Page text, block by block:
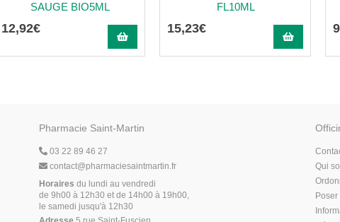
SAUGE BIO5ML
12,92€
FL10ML
15,23€ 9
Pharmacie Saint-Martin
03 22 89 46 27
contact@pharmaciesaintmartin.fr
Horaires du lundi au vendredi
de 9h00 à 12h30 et de 14h00 à 19h00,
le samedi jusqu'à 12h30
Qui